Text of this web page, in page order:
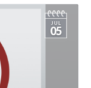
JUL
05